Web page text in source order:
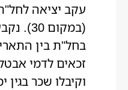
(במקום
זכאים לדמי
וקיבלו שכר